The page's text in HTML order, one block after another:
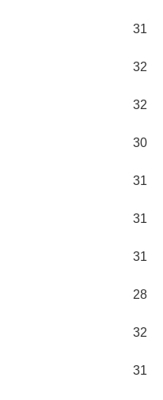
31
32
32
30
31
31
31
28
32
31